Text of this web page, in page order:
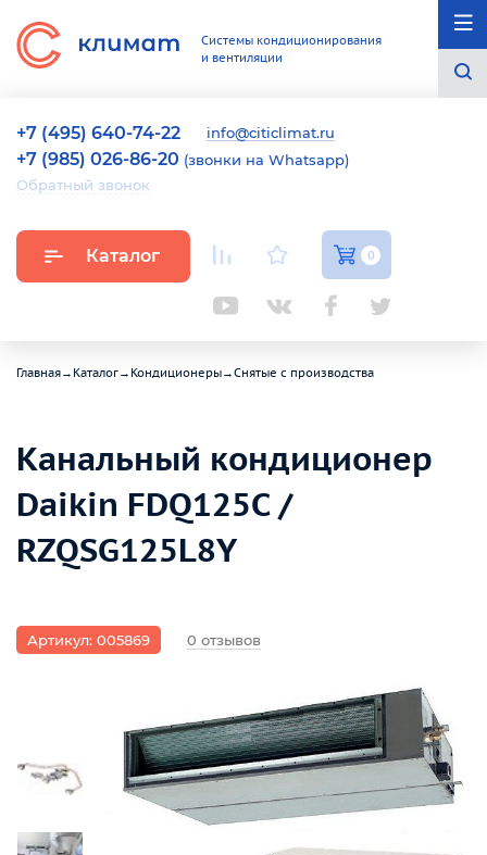
Системы кондиционирования
и вентиляции
+7 (495) 640-74-22 info@citiclimat.ru
+7 (985) 026-86-20 (звонки на Whatsapp)
Обратный звонок
Каталог 0
Главная→ Каталог→ Кондиционеры→Снятые с производства
Канальный кондиционер
Daikin FDQ125C /
RZQSG125L8Y
Артикул: 005869 0 отзывов